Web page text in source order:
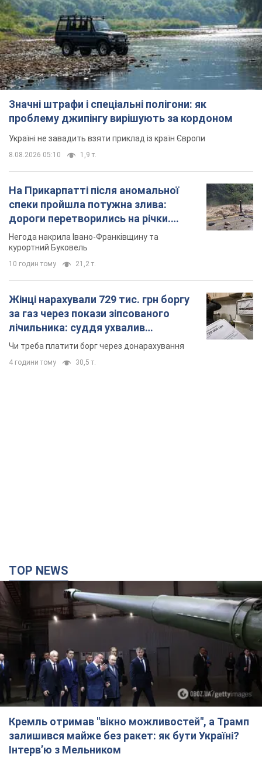
Значні штрафи і спеціальні полігони: як
проблему джипінгу вирішують за кордоном
Україні не завадить взяти приклад із країн Європи
8.08.2026 05:10 1,9 т.
На Прикарпатті після аномальної
спеки пройшла потужна злива:
дороги перетворились на річки.
Відео
Негода накрила Івано-Франківщину та
курортний Буковель
10 годин тому 21,2 т.
Жінці нарахували 729 тис. грн боргу
за газ через покази зіпсованого
лічильника: суддя ухвалив
неочікуване рішення
Чи треба платити борг через донарахування
4 години тому 30,5 т.
TOP NEWS
Кремль отримав "вікно можливостей", а Трамп
залишився майже без ракет: як бути Україні?
Інтерв’ю з Мельником